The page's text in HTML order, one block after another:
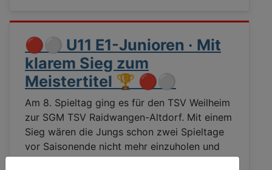
🔴⚪ U11 E1-Junioren · Mit
klarem Sieg zum
Meistertitel 🏆 🔴⚪
Am 8. Spieltag ging es für den TSV Weilheim
zur SGM TSV Raidwangen-Altdorf. Mit einem
Sieg wären die Jungs schon zwei Spieltage
vor Saisonende nicht mehr einzuholen und
hätten sich den Meistertitel absolut verdient.